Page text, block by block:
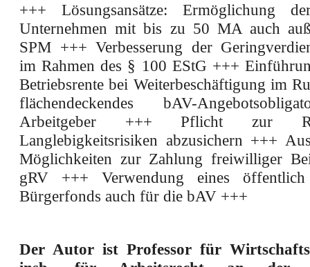
+++ Lösungsansätze: Ermöglichung
Unternehmen mit bis zu 50 MA auch
SPM +++ Verbesserung der
im Rahmen des § 100 EStG +++
Betriebsrente bei Weiterbeschäftigung im
flächendeckendes bAV-
Arbeitgeber +++ Pflicht zur
Langlebigkeitsrisiken abzusichern +++
Möglichkeiten zur Zahlung freiwilliger
gRV +++ Verwendung eines öffentlich
Bürgerfonds auch für die bAV +++
Der Autor ist Professor für